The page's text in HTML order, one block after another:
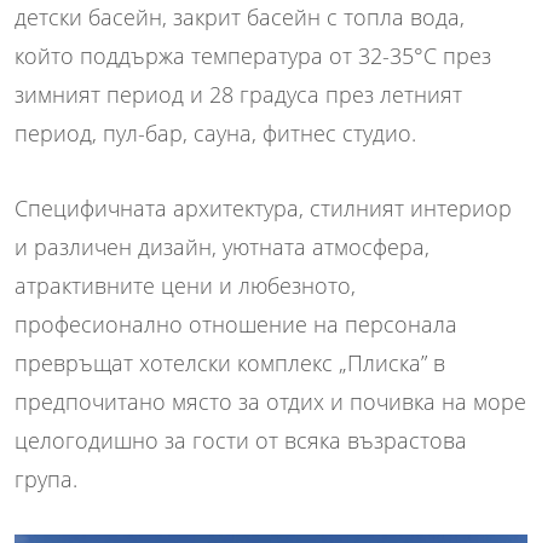
детски басейн, закрит басейн с топла вода,
който поддържа температура от 32-35°С през
зимният период и 28 градуса през летният
период, пул-бар, сауна, фитнес студио.
Специфичната архитектура, стилният интериор
и различен дизайн, уютната атмосфера,
атрактивните цени и любезното,
професионално отношение на персонала
превръщат хотелски комплекс „Плиска” в
предпочитано място за отдих и почивка на море
целогодишно за гости от всяка възрастова
група.